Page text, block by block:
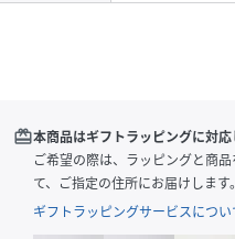
redeem本商品はギフトラッピングに対応
ご希望の際は、ラッピングと商
て、ご指定の住所にお届けします。
ギフトラッピングサービスについ